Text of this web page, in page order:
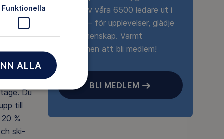
Du
till
%
ski-
någon av våra 6500 ledare ut i
naturen – för upplevelser, glädje
och gemenskap. Varmt
välkommen att bli medlem!
BLI MEDLEM
Funktionella
ALLA